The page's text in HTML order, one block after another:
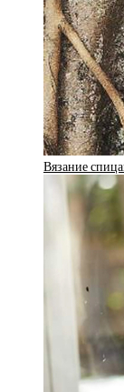
Вязание